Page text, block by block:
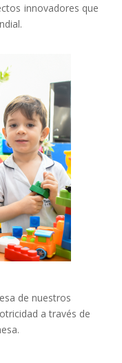
innovadores que
de nuestros
a través de